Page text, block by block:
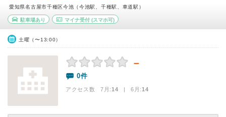
愛知県名古屋市千種区今池（今池駅、千種駅、車道駅）
駐車場あり マイナ受付(スマホ可)
土曜（〜13:00）
－
0件
アクセス数 7月:14 | 6月:14